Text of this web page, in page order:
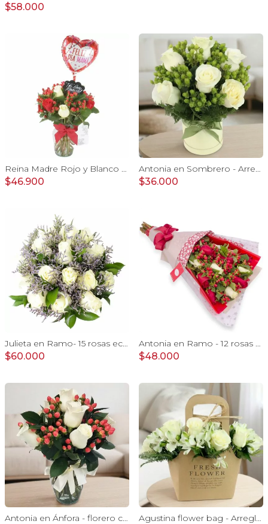
$58.000
Reina Madre Rojo y Blanco - Florero con 9 rosas e hypericum, globo y pizarra
$46.900
Antonia en Sombrero - Arreglo con 9 rosas blanco e hypericum
$36.000
Julieta en Ramo- 15 rosas ecuatorianas blanco y limonium
$60.000
Antonia en Ramo - 12 rosas mix blanco y rojo con hypericum
$48.000
Antonia en Ánfora - florero con 9 rosas blanco e hypericum Agustina flower bag - Arreglo 10 rosas blanco y astromelias